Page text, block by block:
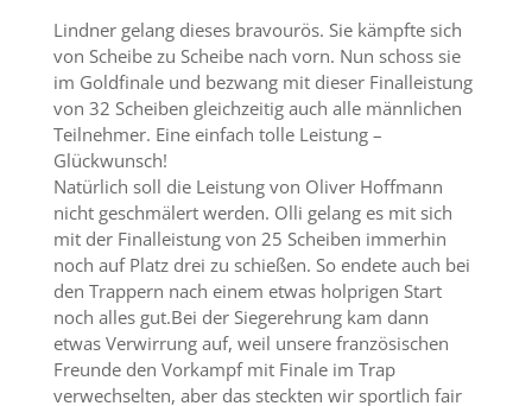
Lindner gelang dieses bravourös. Sie kämpfte sich
von Scheibe zu Scheibe nach vorn. Nun schoss sie
im Goldfinale und bezwang mit dieser Finalleistung
von 32 Scheiben gleichzeitig auch alle männlichen
Teilnehmer. Eine einfach tolle Leistung –
Glückwunsch!
Natürlich soll die Leistung von Oliver Hoffmann
nicht geschmälert werden. Olli gelang es mit sich
mit der Finalleistung von 25 Scheiben immerhin
noch auf Platz drei zu schießen. So endete auch bei
den Trappern nach einem etwas holprigen Start
noch alles gut.Bei der Siegerehrung kam dann
etwas Verwirrung auf, weil unsere französischen
Freunde den Vorkampf mit Finale im Trap
verwechselten, aber das steckten wir sportlich fair